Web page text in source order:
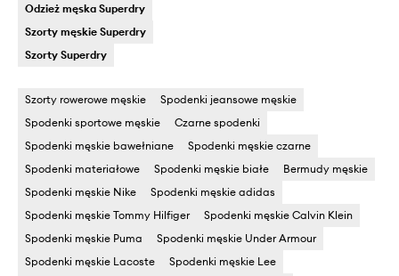
Odzież męska Superdry
Szorty męskie Superdry
Szorty Superdry
Szorty rowerowe męskie
Spodenki jeansowe męskie
Spodenki sportowe męskie
Czarne spodenki
Spodenki męskie bawełniane
Spodenki męskie czarne
Spodenki materiałowe
Spodenki męskie białe
Bermudy męskie
Spodenki męskie Nike
Spodenki męskie adidas
Spodenki męskie Tommy Hilfiger
Spodenki męskie Calvin Klein
Spodenki męskie Puma
Spodenki męskie Under Armour
Spodenki męskie Lacoste
Spodenki męskie Lee